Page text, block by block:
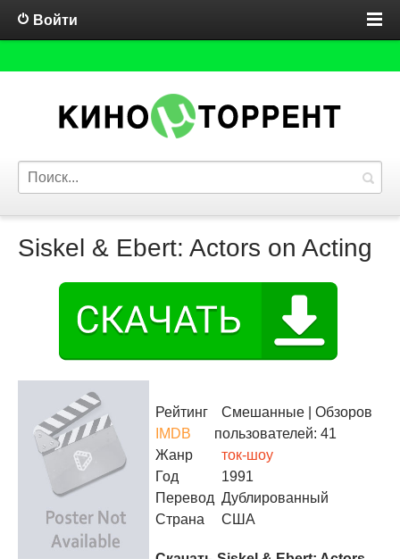
Войти
Siskel & Ebert: Actors on Acting
Рейтинг
IMDB
Смешанные | Обзоров
пользователей: 41
Жанр
ток-шоу
Год
1991
Перевод Дублированный
Страна
США